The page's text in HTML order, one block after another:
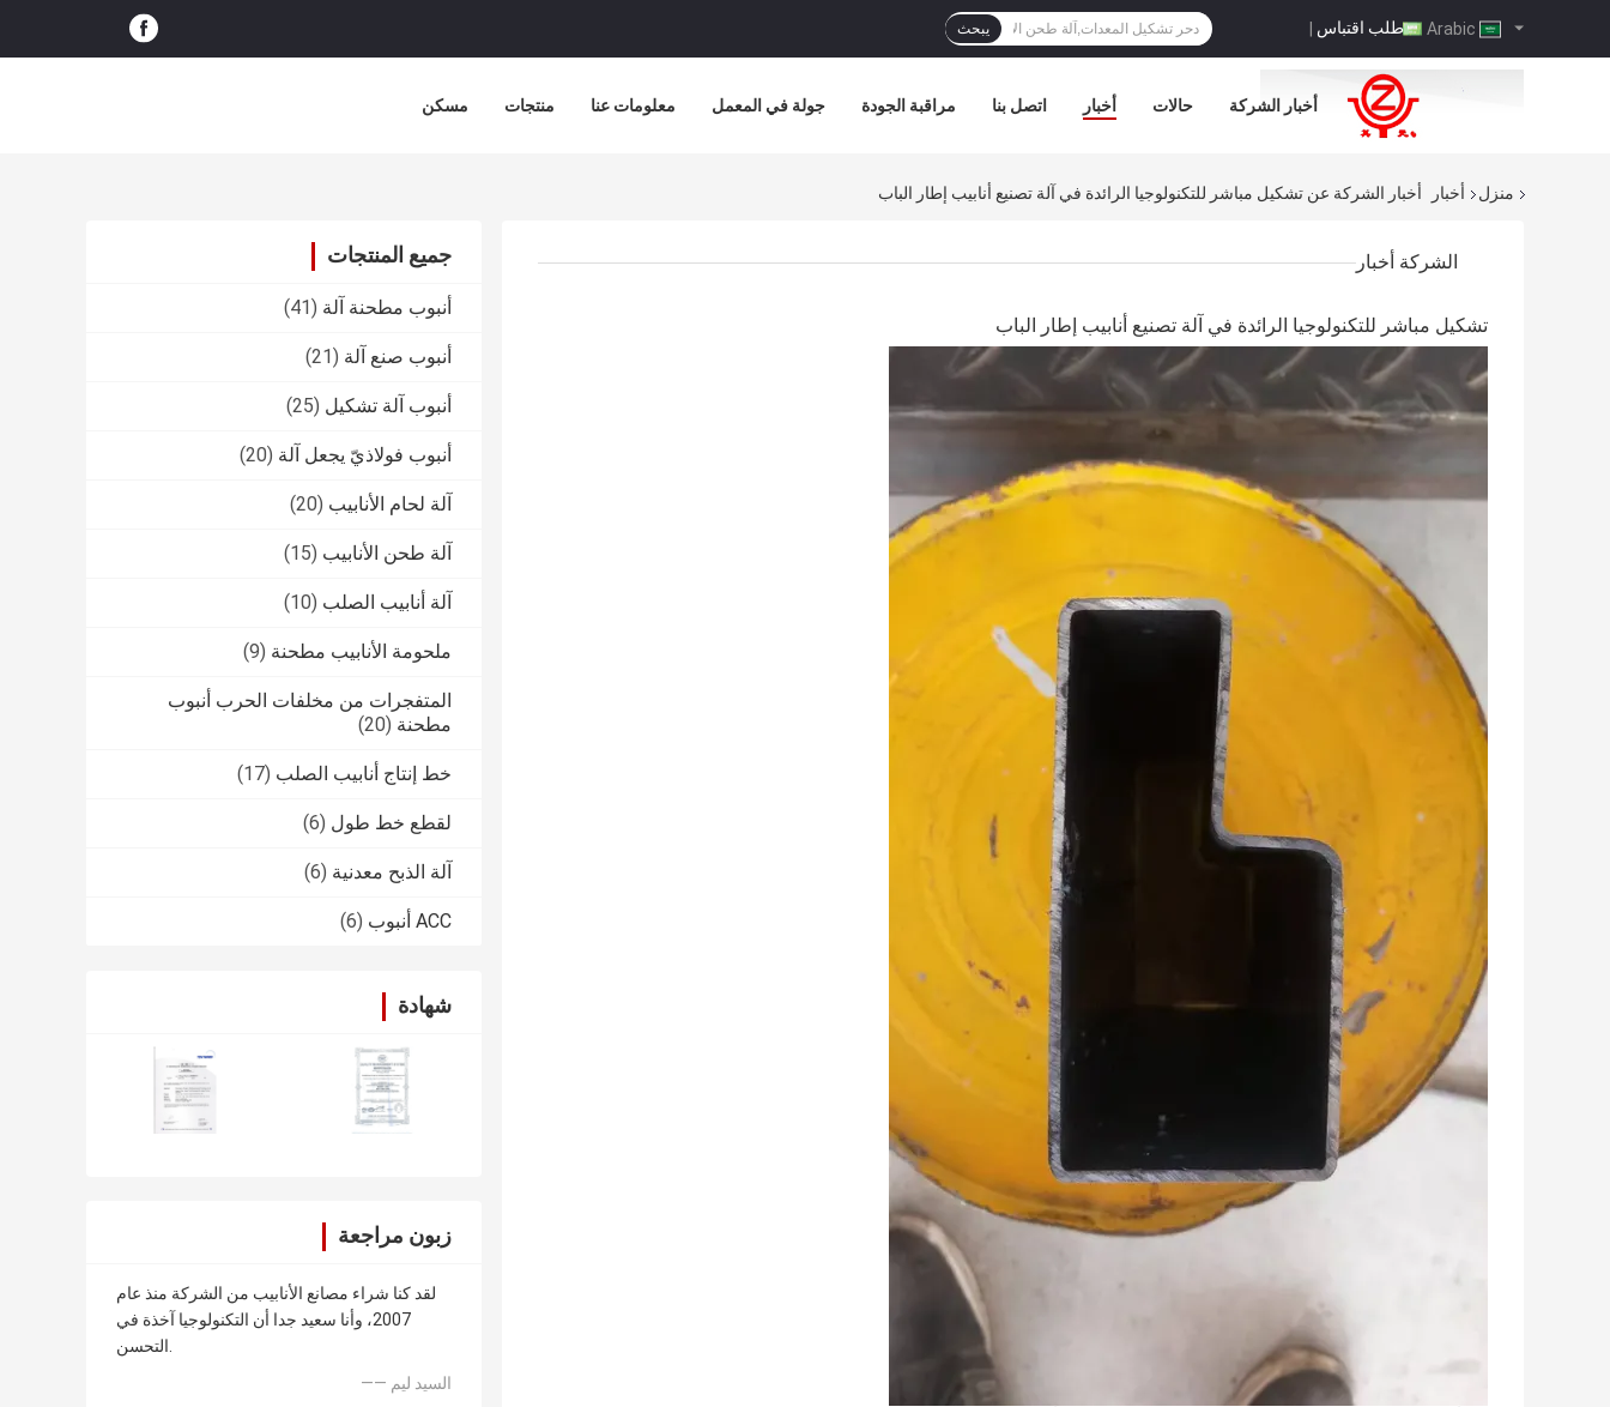
طلب اقتباس | يبحث
مسكن منتجات معلومات عنا جولة في المعمل مراقبة الجودة اتصل بنا أخبار حالات أخبار الشركة
منزل أخبار أخبار الشركة عن تشكيل مباشر للتكنولوجيا الرائدة في آلة تصنيع أنابيب إطار الباب
جميع المنتجات
أنبوب مطحنة آلة (41)
أنبوب صنع آلة (21)
أنبوب آلة تشكيل (25)
أنبوب فولاذيّ يجعل آلة (20)
آلة لحام الأنابيب (20)
آلة طحن الأنابيب (15)
آلة أنابيب الصلب (10)
ملحومة الأنابيب مطحنة (9)
المتفجرات من مخلفات الحرب أنبوب
مطحنة (20)
خط إنتاج أنابيب الصلب (17)
لقطع خط طول (6)
آلة الذبح معدنية (6)
ACC أنبوب (6)
شهادة
زبون مراجعة
لقد كنا شراء مصانع الأنابيب من الشركة منذ عام
2007، وأنا سعيد جدا أن التكنولوجيا آخذة في
التحسن.
—— السيد ليم
الشركة أخبار
تشكيل مباشر للتكنولوجيا الرائدة في آلة تصنيع أنابيب إطار الباب